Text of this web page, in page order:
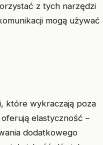
z tych narzędzi
mogą używać
które wykraczają poza
elastyczność –
dodatkowego